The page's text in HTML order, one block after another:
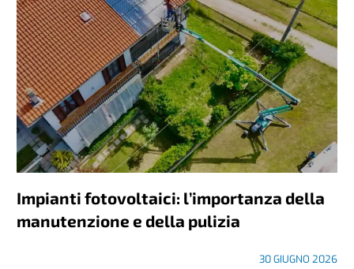
Impianti fotovoltaici: l’importanza della
manutenzione e della pulizia
30 GIUGNO 2026